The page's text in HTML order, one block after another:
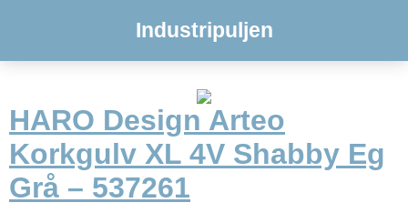
Industripuljen
HARO Design Arteo
Korkgulv XL 4V Shabby Eg
Grå – 537261